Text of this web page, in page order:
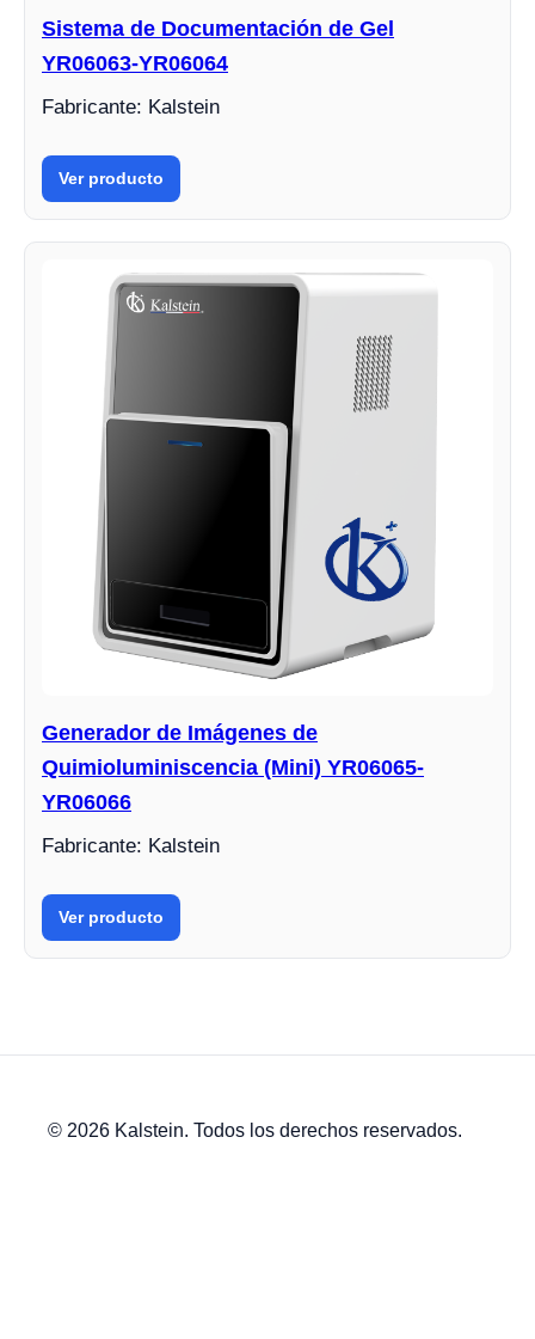
Sistema de Documentación de Gel
YR06063-YR06064
Fabricante: Kalstein
Ver producto
Generador de Imágenes de
Quimioluminiscencia (Mini) YR06065-
YR06066
Fabricante: Kalstein
Ver producto
© 2026 Kalstein. Todos los derechos reservados.